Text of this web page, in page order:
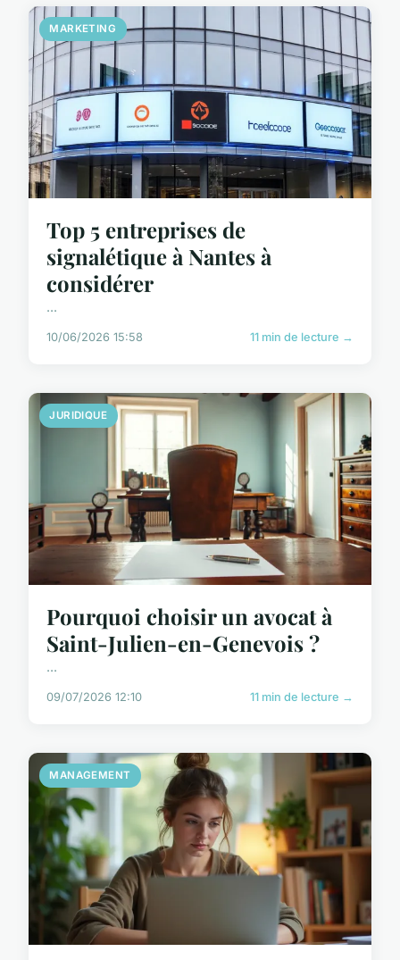
MARKETING
Top 5 entreprises de
signalétique à Nantes à
considérer
...
10/06/2026 15:58 11 min de lecture →
JURIDIQUE
Pourquoi choisir un avocat à
Saint-Julien-en-Genevois ?
...
09/07/2026 12:10 11 min de lecture →
MANAGEMENT